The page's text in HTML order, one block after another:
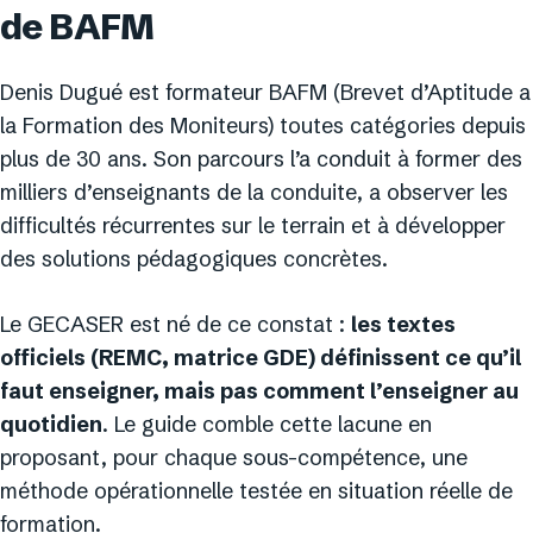
de BAFM
Denis Dugué est formateur BAFM (Brevet d’Aptitude a
la Formation des Moniteurs) toutes catégories depuis
plus de 30 ans. Son parcours l’a conduit à former des
milliers d’enseignants de la conduite, a observer les
difficultés récurrentes sur le terrain et à développer
des solutions pédagogiques concrètes.
Le GECASER est né de ce constat : les textes
officiels (REMC, matrice GDE) définissent ce qu’il
faut enseigner, mais pas comment l’enseigner au
quotidien. Le guide comble cette lacune en
proposant, pour chaque sous-compétence, une
méthode opérationnelle testée en situation réelle de
formation.